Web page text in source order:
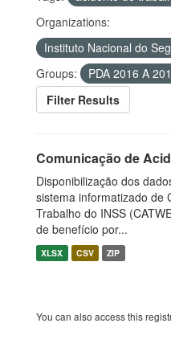
Organizations:
Instituto Nacional do
Groups:
PDA 2016 A
Filter Results
Comunicação de
Disponibilização dos
sistema informatizado de
Trabalho do INSS
de benefício por...
XLSX CSV ZIP
You can also access this